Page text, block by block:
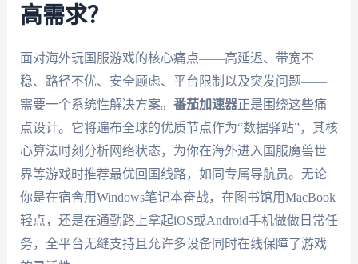
高需求？
面对海外玩国服游戏的核心痛点——高延迟、带宽不
稳、路径不优、安全顾虑、平台限制以及突发问题——
需要一个系统性解决方案。 番茄加速器正是围绕这些痛
点设计。它将遍布全球的优质节点作为“数据驿站”，其核
心算法时刻分析网络状态，为你在海外进入国服魔兽世
界等游戏时推荐最优回国线路，如同专属导航员。无论
你是在宿舍用Windows笔记本奋战，在图书馆用MacBook
轻点，还是在通勤路上拿起iOS或Android手机做做日常任
务，全平台无缝支持且允许多设备同时在线保障了游戏